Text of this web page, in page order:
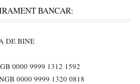
BANCAR:
DE BINE
0000 9999 1312 1592
0000 9999 1320 0818